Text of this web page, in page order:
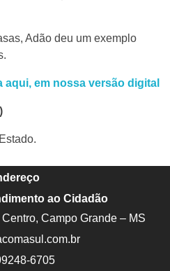
Adão deu um exemplo
em nossa versão digital
ao Cidadão
Campo Grande – MS
6705